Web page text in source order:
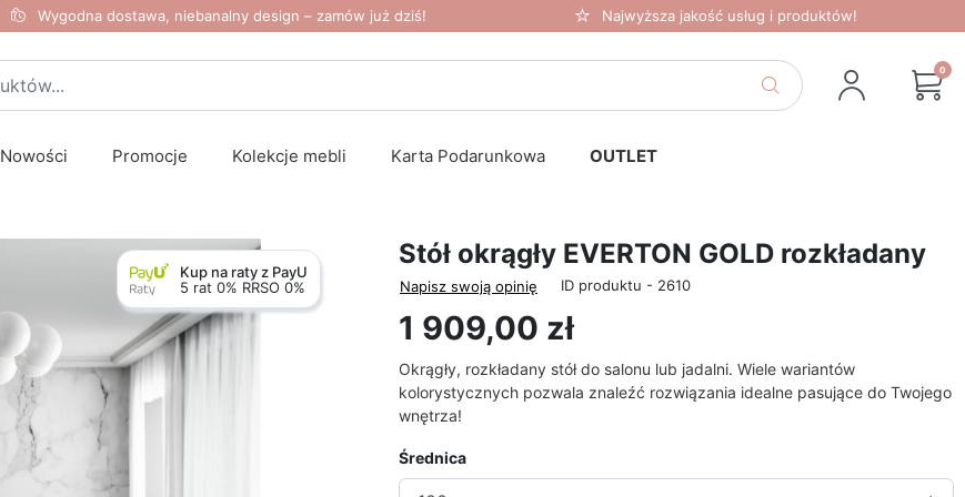
Wygodna dostawa, niebanalny design – zamów już dziś! Najwyższa jakość usług i produktów!
0
Nowości Promocje Kolekcje mebli Karta Podarunkowa OUTLET
Kup na raty z PayU
5 rat 0% RRSO 0%
Stół okrągły EVERTON GOLD rozkładany
Napisz swoją opinię ID produktu - 2610
1 909,00 zł
Okrągły, rozkładany stół do salonu lub jadalni. Wiele wariantów
kolorystycznych pozwala znaleźć rozwiązania idealne pasujące do Twojego
wnętrza!
Średnica